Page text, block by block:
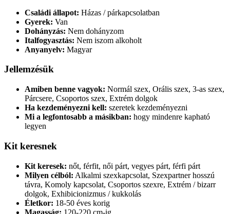
Családi állapot: Házas / párkapcsolatban
Gyerek: Van
Dohányzás: Nem dohányzom
Italfogyasztás: Nem iszom alkoholt
Anyanyelv: Magyar
Jellemzésük
Amiben benne vagyok: Normál szex, Orális szex, 3-as szex,
Párcsere, Csoportos szex, Extrém dolgok
Ha kezdeményezni kell: szeretek kezdeményezni
Mi a legfontosabb a másikban: hogy mindenre kapható
legyen
Kit keresnek
Kit keresek: nőt, férfit, női párt, vegyes párt, férfi párt
Milyen célból: Alkalmi szexkapcsolat, Szexpartner hosszú
távra, Komoly kapcsolat, Csoportos szexre, Extrém / bizarr
dolgok, Exhibicionizmus / kukkolás
Életkor: 18-50 éves korig
Magasság: 120-220 cm-ig